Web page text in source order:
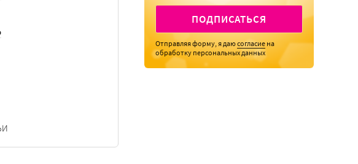
ПОДПИСАТЬСЯ
Отправляя форму, я даюсогласие на
обработку персональных данных